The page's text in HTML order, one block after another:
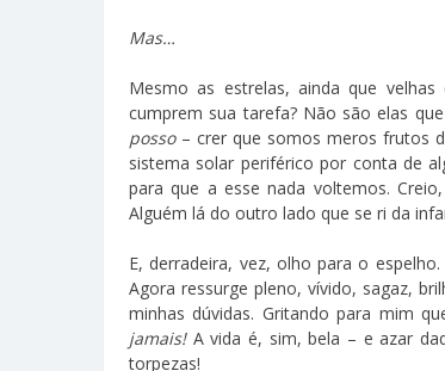
Mas…
Mesmo as estrelas, ainda que
cumprem sua tarefa? Não são elas
posso– crer que somos meros frutos
sistema solar periférico por conta de
para que a esse nada voltemos. Creio,
Alguém lá do outro lado que se ri da
E, derradeira, vez, olho para o
Agora ressurge pleno, vívido, sagaz,
minhas dúvidas. Gritando para mim
jamais!A vida é, sim, bela – e azar
torpezas!